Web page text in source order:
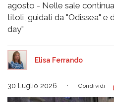
agosto - Nelle sale
titoli, guidati da "Odissea" e
day"
Elisa Ferrando
30 Luglio 2026 Condividi